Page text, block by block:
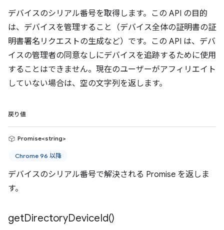
デバイスのシリアル番号を取得します。この API の目的
は、デバイスを管理すること（デバイス全体の証明書の証
明書署名リクエストの生成など）です。この API は、デバ
イスの管理者の同意なしにデバイスを追跡するために使用
することはできません。現在のユーザーがアフィリエイト
していない場合は、空の文字列を返します。
戻り値
Promise<string>
Chrome 96 以降
デバイスのシリアル番号で解決される Promise を返しま
す。
getDirectoryDeviceId()